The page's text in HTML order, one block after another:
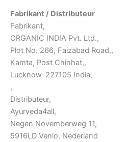
Fabrikant / Distributeur
Fabrikant,
ORGANIC INDIA Pvt. Ltd.,
Plot No. 266, Faizabad Road,,
Kamta, Post Chinhat,,
Lucknow-227105 India,
,
Distributeur,
Ayurveda4all,
Negen Novemberweg 11,
5916LD Venlo, Nederland